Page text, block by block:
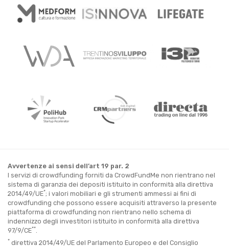
Avvertenze ai sensi dell’art 19 par. 2
I servizi di crowdfunding forniti da CrowdFundMe non rientrano nel
sistema di garanzia dei depositi istituito in conformità alla direttiva
2014/49/UE*; i valori mobiliari e gli strumenti ammessi ai fini di
crowdfunding che possono essere acquisiti attraverso la presente
piattaforma di crowdfunding non rientrano nello schema di
indennizzo degli investitori istituito in conformità alla direttiva
97/9/CE**
* direttiva 2014/49/UE del Parlamento Europeo e del Consiglio